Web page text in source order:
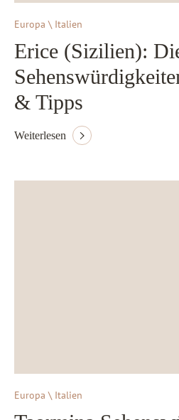
Europa \ Italien
Erice (Sizilien):
& Tipps
Weiterlesen
Europa \ Italien